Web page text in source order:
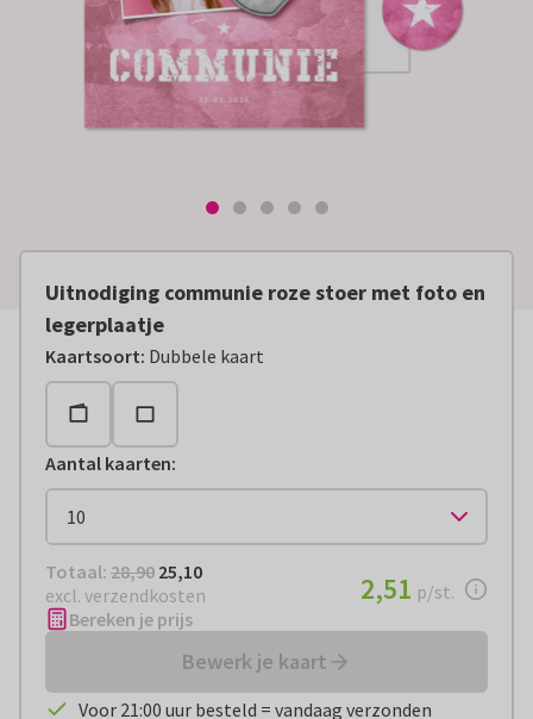
Uitnodiging communie roze stoer met foto en
legerplaatje
Kaartsoort: Dubbele kaart
Aantal kaarten:
Totaal: € 25,10
Totaal: 28,90 25,10
excl. verzendkosten
€ 2,51 per stuk
2,51 p/st.
Bereken je prijs
Bewerk je kaart
Voor 21:00 uur besteld = vandaag verzonden